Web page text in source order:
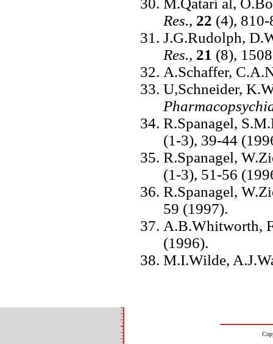
M.Qatari al,
Res., 22 (4),
J.G.Rudolph,
Res., 21 (8),
A.Schaffer,
U,Schneider,
R.Spanagel,
(1-3), 39-44
R.Spanagel,
(1-3), 51-56
R.Spanagel,
59 (1997).
A.B.Whitworth,
(1996).
M.I.Wilde,